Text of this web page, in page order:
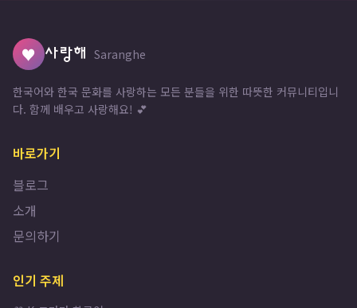
♥ 사랑해 Saranghe
한국어와 한국 문화를 사랑하는 모든 분들을 위한 따뜻한 커뮤니티입니
다. 함께 배우고 사랑해요! 💕
바로가기
블로그
소개
문의하기
인기 주제